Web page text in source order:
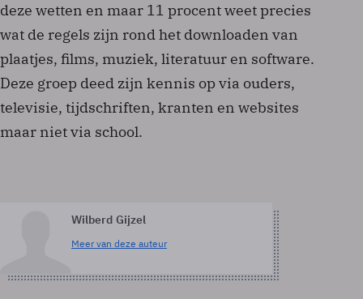
deze wetten en maar 11 procent weet precies
wat de regels zijn rond het downloaden van
plaatjes, films, muziek, literatuur en software.
Deze groep deed zijn kennis op via ouders,
televisie, tijdschriften, kranten en websites
maar niet via school.
Wilberd Gijzel
Meer van deze auteur